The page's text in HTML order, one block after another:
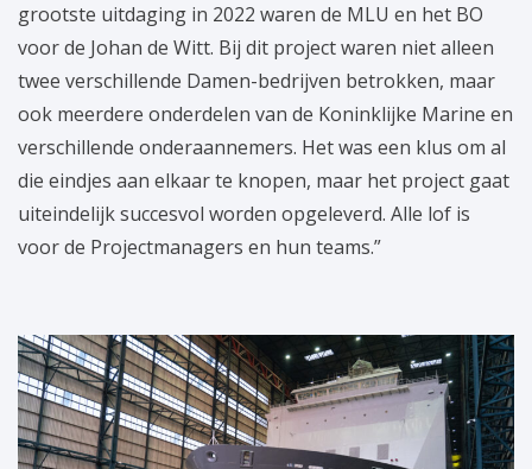
grootste uitdaging in 2022 waren de MLU en het BO
voor de Johan de Witt. Bij dit project waren niet alleen
twee verschillende Damen-bedrijven betrokken, maar
ook meerdere onderdelen van de Koninklijke Marine en
verschillende onderaannemers. Het was een klus om al
die eindjes aan elkaar te knopen, maar het project gaat
uiteindelijk succesvol worden opgeleverd. Alle lof is
voor de Projectmanagers en hun teams.”